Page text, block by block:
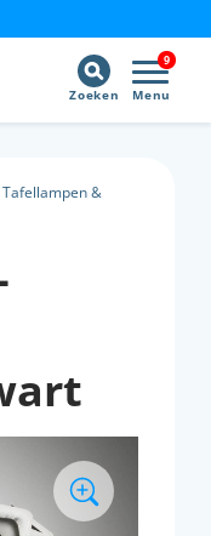
9
Menu
Zoeken
Tafellampen &